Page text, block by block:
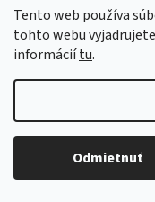
Tento web používa
tohto webu
informáciítu.
Odmietnuť